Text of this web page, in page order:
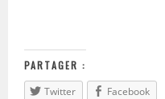
PARTAGER :
Twitter
Facebook